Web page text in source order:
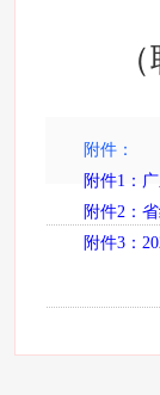
附件：
附件1：
附件2：
附件3：